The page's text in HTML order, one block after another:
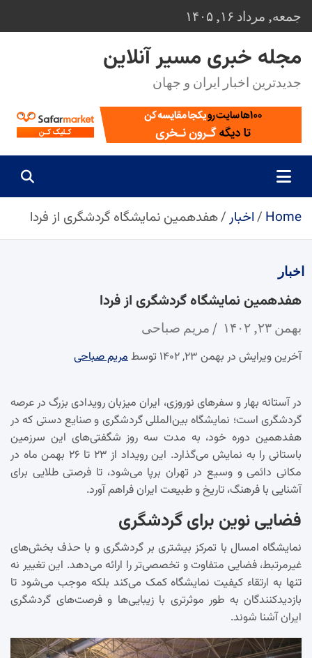
to
content
جمعه, مرداد ۱۶, ۱۴۰۵
مجله خبری مسیر آنلاین
جدیدترین اخبار ایران و جهان
Home اخبار هفدهمین نمایشگاه گردشگری از فردا
اخبار
هفدهمین نمایشگاه گردشگری از فردا
بهمن ۲۳, ۱۴۰۲ مریم صباحی
آخرین ویرایش در بهمن ۲۳, ۱۴۰۲ توسط مریم صباحی
در آستانه بهار و سفرهای نوروزی، ایران میزبان رویدادی بزرگ در عرصه
گردشگری است؛ نمایشگاه بین‌المللی گردشگری و صنایع دستی که در
هفدهمین دوره خود، به مدت سه روز شگفتی‌های این سرزمین
باستانی را به نمایش می‌گذارد. این رویداد از ۲۳ تا ۲۶ بهمن ماه در
مکانی دائمی و وسیع در تهران برپا می‌شود، تا فرصتی طلایی برای
آشنایی با فرهنگ، تاریخ و طبیعت ایران فراهم آورد.
فضایی نوین برای گردشگری
نمایشگاه امسال با تمرکز بیشتری بر گردشگری و با حذف بخش‌های
غیرمرتبط، فضایی متفاوت و تخصصی‌تر را ارائه می‌دهد. این تغییر نه
تنها به ارتقاء کیفیت نمایشگاه کمک می‌کند بلکه موجب می‌شود تا
بازدیدکنندگان به طور موثرتری با زیبایی‌ها و فرصت‌های گردشگری
ایران آشنا شوند.